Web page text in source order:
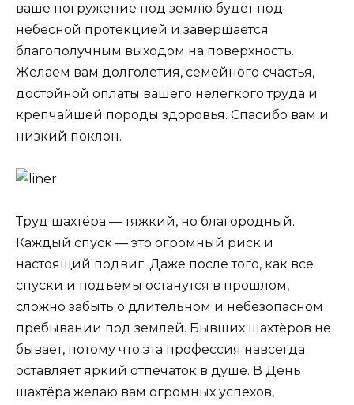
ваше погружение под землю будет под
небесной протекцией и завершается
благополучным выходом на поверхность.
Желаем вам долголетия, семейного счастья,
достойной оплаты вашего нелегкого труда и
крепчайшей породы здоровья. Спасибо вам и
низкий поклон.
Труд шахтёра — тяжкий, но благородный.
Каждый спуск — это огромный риск и
настоящий подвиг. Даже после того, как все
спуски и подъемы останутся в прошлом,
сложно забыть о длительном и небезопасном
пребывании под землей. Бывших шахтёров не
бывает, потому что эта профессия навсегда
оставляет яркий отпечаток в душе. В День
шахтёра желаю вам огромных успехов,